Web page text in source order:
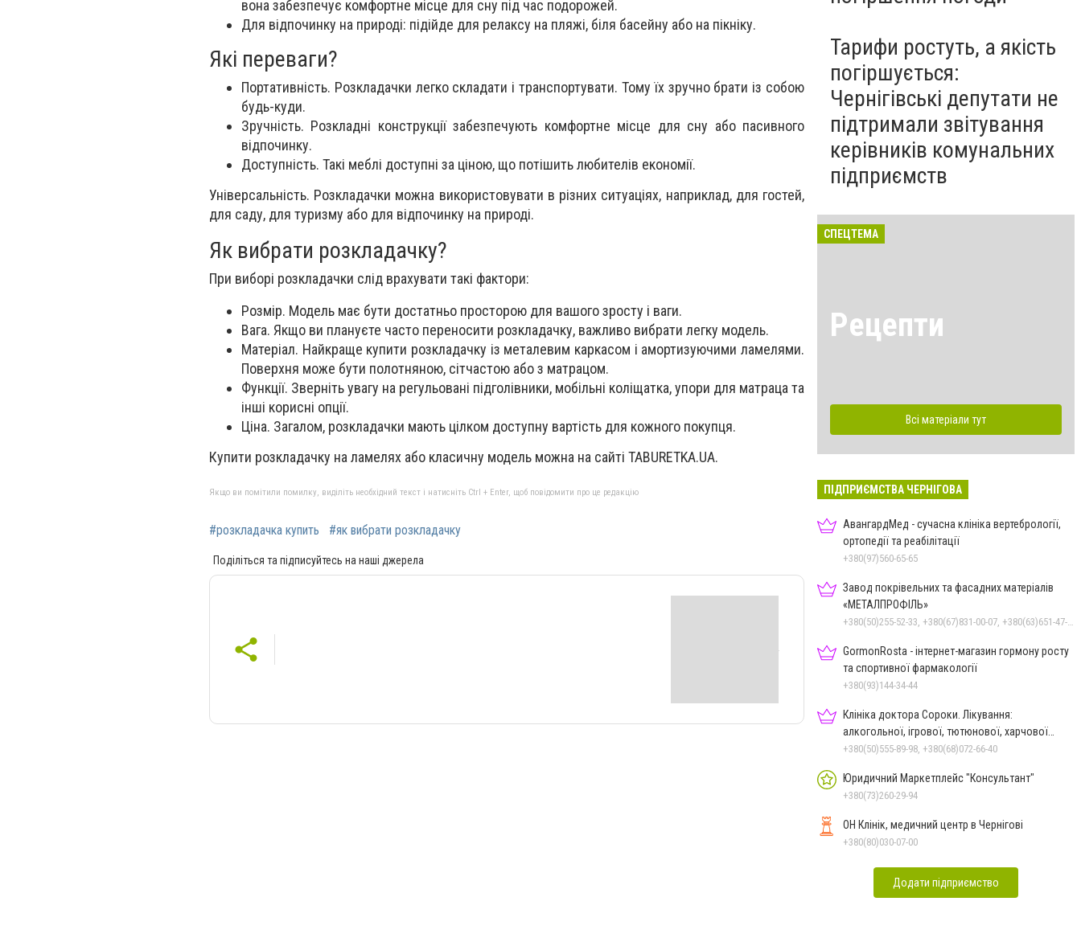
вона забезпечує комфортне місце для сну під час подорожей.
Для відпочинку на природі: підійде для релаксу на пляжі, біля басейну або на пікніку.
Які переваги?
Портативність. Розкладачки легко складати і транспортувати. Тому їх зручно брати із собою
будь-куди.
Зручність. Розкладні конструкції забезпечують комфортне місце для сну або пасивного
відпочинку.
Доступність. Такі меблі доступні за ціною, що потішить любителів економії.
Універсальність. Розкладачки можна використовувати в різних ситуаціях, наприклад, для гостей,
для саду, для туризму або для відпочинку на природі.
Як вибрати розкладачку?
При виборі розкладачки слід врахувати такі фактори:
Розмір. Модель має бути достатньо просторою для вашого зросту і ваги.
Вага. Якщо ви плануєте часто переносити розкладачку, важливо вибрати легку модель.
Матеріал. Найкраще купити розкладачку із металевим каркасом і амортизуючими ламелями.
Поверхня може бути полотняною, сітчастою або з матрацом.
Функції. Зверніть увагу на регульовані підголівники, мобільні коліщатка, упори для матраца та
інші корисні опції.
Ціна. Загалом, розкладачки мають цілком доступну вартість для кожного покупця.
Купити розкладачку на ламелях або класичну модель можна на сайті TABURETKA.UA.
Якщо ви помітили помилку, виділіть необхідний текст і натисніть Ctrl + Enter, щоб повідомити про це редакцію
#розкладачка купить #як вибрати розкладачку
Поділіться та підписуйтесь на наші джерела
Тарифи ростуть, а якість
погіршується:
Чернігівські депутати не
підтримали звітування
керівників комунальних
підприємств
СПЕЦТЕМА
Рецепти
Всі матеріали тут
ПІДПРИЄМСТВА ЧЕРНІГОВА
АвангардМед - сучасна клініка вертебрології,
ортопедії та реабілітації
+380(97)560-65-65
Завод покрівельних та фасадних матеріалів
«МЕТАЛПРОФІЛЬ»
GormonRosta - інтернет-магазин гормону росту
та спортивної фармакології
+380(93)144-34-44
Клініка доктора Сороки. Лікування:
алкогольної, ігрової, тютюнової, харчової
залежностей, неврозів т
+380(50)555-89-98, +380(68)072-66-40
Юридичний Маркетплейс "Консультант"
+380(73)260-29-94
ОН Клінік, медичний центр в Чернігові
+380(80)030-07-00
Додати підприємство